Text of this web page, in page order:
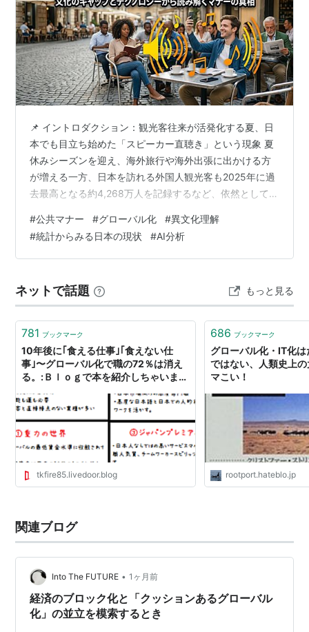
📌 イントロダクション：観光客往来が活発化する夏、日
本でも目立ち始めた「スピーカー直聴き」という現象 夏
休みシーズンを迎え、海外旅行や海外出張に出かける方
が増える一方、日本を訪れる外国人観光客も2025年に過
去最高となる約4,268万人を記録するなど、依然として高
リアはもちろん、こうした人の往来が活発な日本の公共
交通機関やカフェでも、スマートフォンから直接音を出
して動画や音楽を視聴している外国人(▶動画)を見かける
ヤホンをしないのか」「周りに迷惑ではないのか」と疑
問を抱きがちです。 この現象は、…
#公共マナー #グローバル化 #異文化理解
#統計からみる日本の現状 #AI分析
ネットで話題 もっと見る
781 ブックマーク
10年後に｢食える仕事｣｢食えない仕
事｣〜グローバル化で職の72％は消え
る。:Ｂｌｏｇで本を紹介しちゃいま
tkfire85.livedoor.blog
686 ブックマーク
グローバル化・IT化
ではない、人類史上
マこい！
rootport.hateblo.jp
関連ブログ
Into The FUTURE • 1ヶ月前
経済のブロック化と「クッションあるグローバル
化」の並立を模索するとき